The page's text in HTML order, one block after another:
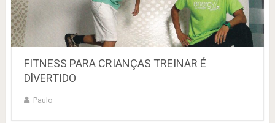
FITNESS PARA CRIANÇAS TREINAR É
DlVERTIDO
Paulo